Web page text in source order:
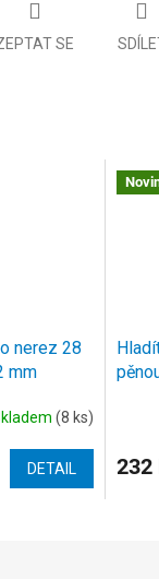
SE
nerez 28
mm
(8 ks)
DETAIL 232